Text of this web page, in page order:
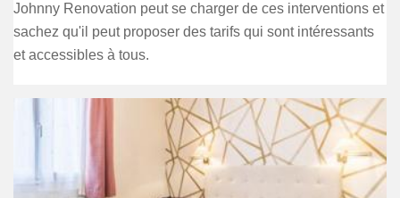
Johnny Renovation peut se charger de ces interventions et
sachez qu'il peut proposer des tarifs qui sont intéressants
et accessibles à tous.